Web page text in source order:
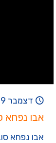
דצמבר 29, 2024
אבו נפחא